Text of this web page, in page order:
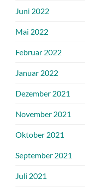
Juni 2022
Mai 2022
Februar 2022
Januar 2022
Dezember 2021
November 2021
Oktober 2021
September 2021
Juli 2021